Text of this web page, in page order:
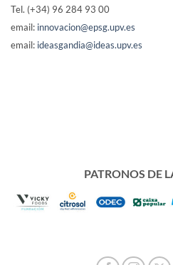
Tel. (+34) 96 284 93 00
email: innovacion@epsg.upv.es
email: ideasgandia@ideas.upv.es
PATRONOS DE